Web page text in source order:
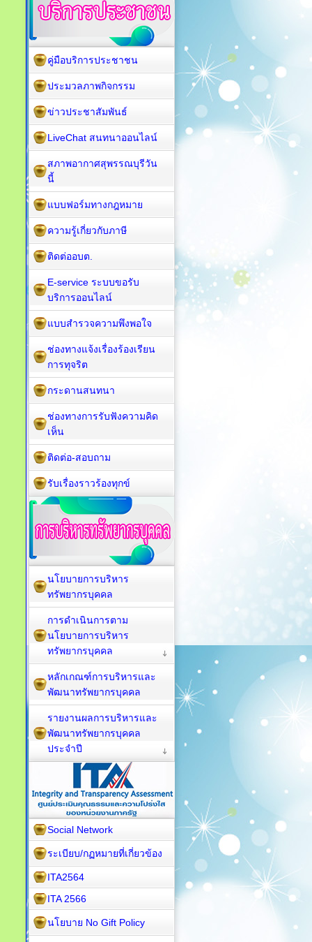
คู่มือบริการประชาชน
ประมวลภาพกิจกรรม
ข่าวประชาสัมพันธ์
LiveChat สนทนาออนไลน์
สภาพอากาศสุพรรณบุรีวัน
นี้
แบบฟอร์มทางกฎหมาย
ความรู้เกี่ยวกับภาษี
ติดต่ออบต.
E-service ระบบขอรับ
บริการออนไลน์
แบบสำรวจความพึงพอใจ
ช่องทางแจ้งเรื่องร้องเรียน
การทุจริต
กระดานสนทนา
ช่องทางการรับฟังความคิด
เห็น
ติดต่อ-สอบถาม
รับเรื่องราวร้องทุกข์
นโยบายการบริหาร
ทรัพยากรบุคคล
การดำเนินการตาม
นโยบายการบริหาร
ทรัพยากรบุคคล
หลักเกณฑ์การบริหารและ
พัฒนาทรัพยากรบุคคล
รายงานผลการบริหารและ
พัฒนาทรัพยากรบุคคล
ประจำปี
Social Network
ระเบียบ/กฏหมายที่เกี่ยวข้อง
ITA2564
ITA 2566
นโยบาย No Gift Policy